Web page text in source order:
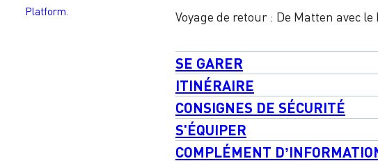
Platform.
Voyage de retour : De Matten avec
SE GARER
ITINÉRAIRE
CONSIGNES DE SÉCURITÉ
S'ÉQUIPER
COMPLÉMENT